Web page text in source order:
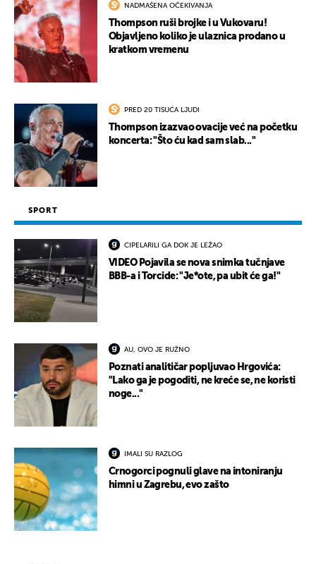
NADMAŠENA OČEKIVANJA
Thompson ruši brojke i u Vukovaru!
Objavljeno koliko je ulaznica prodano u
kratkom vremenu
PRED 20 TISUĆA LJUDI
Thompson izazvao ovacije već na početku
koncerta: "Što ću kad sam slab..."
SPORT
CIPELARILI GA DOK JE LEŽAO
VIDEO Pojavila se nova snimka tučnjave
BBB-a i Torcide: "Je*ote, pa ubit će ga!"
AU, OVO JE RUŽNO
Poznati analitičar popljuvao Hrgovića:
"Lako ga je pogoditi, ne kreće se, ne koristi
noge..."
IMALI SU RAZLOG
Crnogorci pognuli glave na intoniranju
himni u Zagrebu, evo zašto